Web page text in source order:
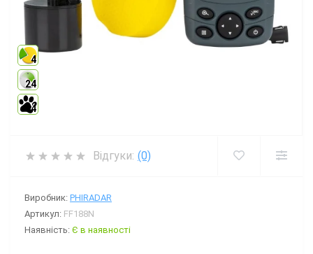
4
24
4
Відгуки: (0)
Виробник: PHIRADAR
Артикул: FF188N
Наявність: Є в наявності